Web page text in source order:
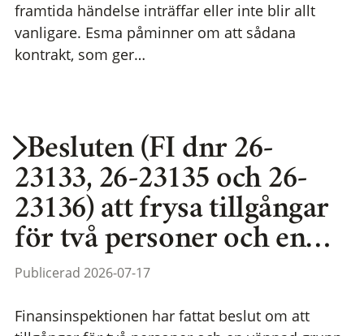
framtida händelse inträffar eller inte blir allt
vanligare. Esma påminner om att sådana
kontrakt, som ger…
Besluten (FI dnr 26-
23133, 26-23135 och 26-
23136) att frysa tillgångar
för två personer och en…
Publicerad 2026-07-17
Finansinspektionen har fattat beslut om att